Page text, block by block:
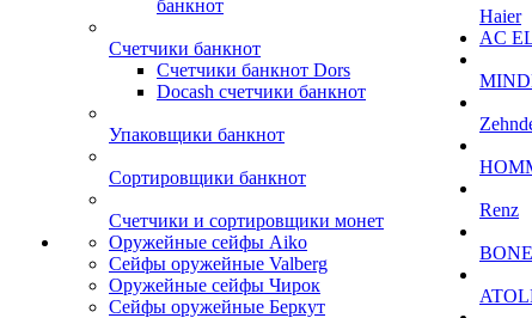
банкнот
Счетчики банкнот
Счетчики банкнот Dors
Docash счетчики банкнот
Упаковщики банкнот
Сортировщики банкнот
Счетчики и сортировщики монет
Оружейные сейфы Aiko
Сейфы оружейные Valberg
Оружейные сейфы Чирок
Сейфы оружейные Беркут
Haier
AC
Renz